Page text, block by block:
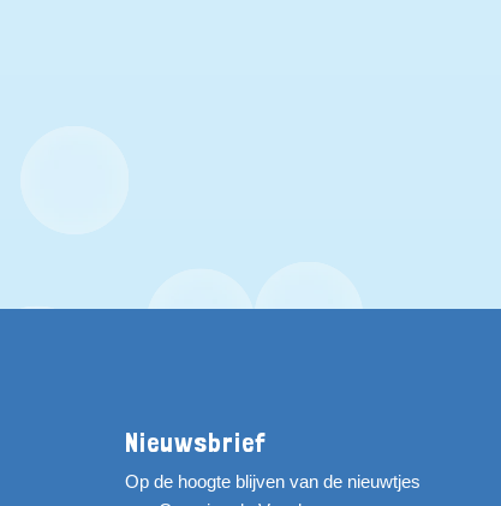
Nieuwsbrief
Op de hoogte blijven van de nieuwtjes